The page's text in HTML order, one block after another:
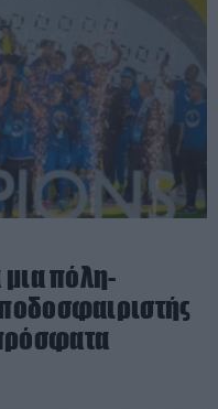
μια πόλη-